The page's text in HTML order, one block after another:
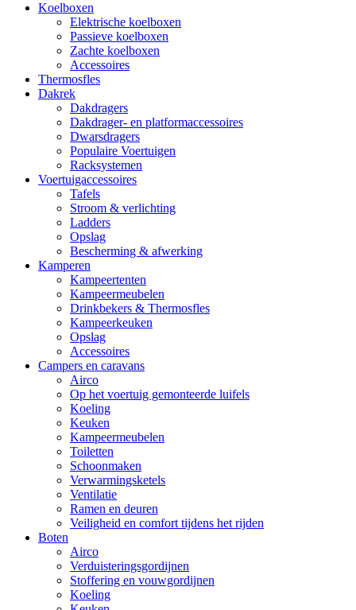
Koelboxen
Elektrische koelboxen
Passieve koelboxen
Zachte koelboxen
Accessoires
Thermosfles
Dakrek
Dakdragers
Dakdrager- en platformaccessoires
Dwarsdragers
Populaire Voertuigen
Racksystemen
Voertuigaccessoires
Tafels
Stroom & verlichting
Ladders
Opslag
Bescherming & afwerking
Kamperen
Kampeertenten
Kampeermeubelen
Drinkbekers & Thermosfles
Kampeerkeuken
Opslag
Accessoires
Campers en caravans
Airco
Op het voertuig gemonteerde luifels
Koeling
Keuken
Kampeermeubelen
Toiletten
Schoonmaken
Verwarmingsketels
Ventilatie
Ramen en deuren
Veiligheid en comfort tijdens het rijden
Boten
Airco
Verduisteringsgordijnen
Stoffering en vouwgordijnen
Koeling